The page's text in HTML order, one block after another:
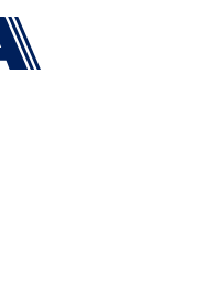
/2675